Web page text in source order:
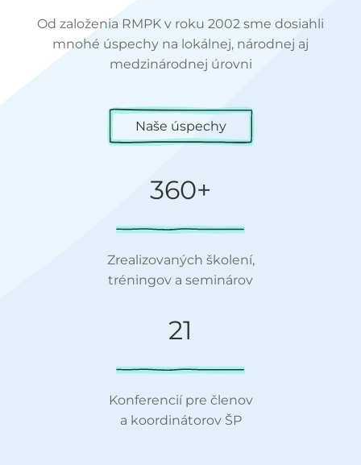
Od založenia RMPK v roku 2002 sme dosiahli
mnohé úspechy na lokálnej, národnej aj
medzinárodnej úrovni
Naše úspechy
360+
Zrealizovaných školení,
tréningov a seminárov
21
Konferencií pre členov
a koordinátorov ŠP